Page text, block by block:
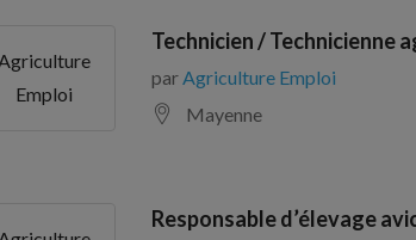
Emploi
Technicien / Technicienne
par Agriculture Emploi
Mayenne
Responsable d’élevage